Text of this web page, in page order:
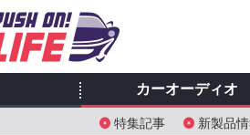
カーオーディオ
特集記事 新製品